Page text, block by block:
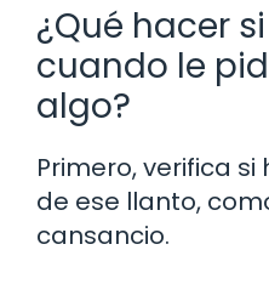
¿Qué hacer
cuando le
algo?
Primero, verifica
de ese llanto,
cansancio.